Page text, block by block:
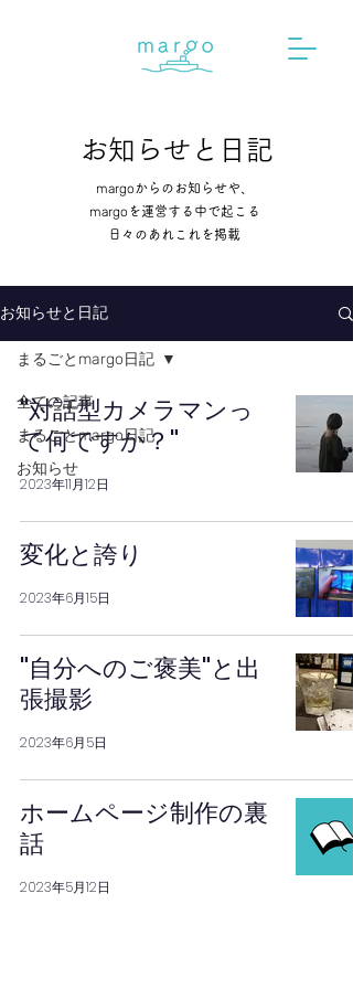
お知らせと日記
margo からのお知らせや、
margo を運営する中で起こる
日々のあれこれを掲載
お知らせと日記
全ての記事
まるごとmargo日記
お知らせ
まるごとmargo日記
"対話型カメラマンっ
て何ですか？"
2023年11月12日
変化と誇り
2023年6月15日
"自分へのご褒美"と出
張撮影
2023年6月5日
ホームページ制作の裏
話
2023年5月12日